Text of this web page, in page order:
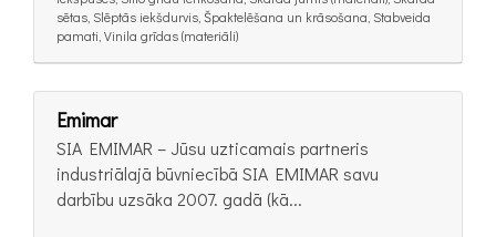
sētas, Slēptās iekšdurvis, Špaktelēšana un krāsošana, Stabveida
pamati, Vinila grīdas (materiāli)
Emimar
SIA EMIMAR – Jūsu uzticamais partneris
industriālajā būvniecībā SIA EMIMAR savu
darbību uzsāka 2007. gadā (kā...